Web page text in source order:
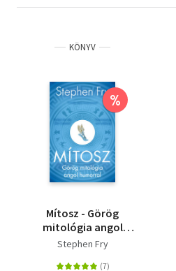
KÖNYV
%
Mítosz - Görög
mitológia angol
humorral
Stephen Fry